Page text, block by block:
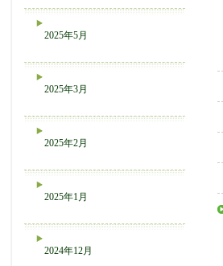
2025年5月
2025年3月
2025年2月
2025年1月
2024年12月